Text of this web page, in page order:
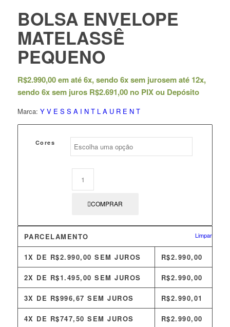
BOLSA ENVELOPE
MATELASSÊ
PEQUENO
R$2.990,00 em até 6x, sendo 6x sem jurosem até 12x,
sendo 6x sem juros R$2.691,00 no PIX ou Depósito
Marca: Y V E S S A I N T L A U R E N T
Cores
Limpar
COMPRAR
PARCELAMENTO
1X DE R$2.990,00 SEM JUROS R$2.990,00
2X DE R$1.495,00 SEM JUROS R$2.990,00
3X DE R$996,67 SEM JUROS R$2.990,01
4X DE R$747,50 SEM JUROS R$2.990,00